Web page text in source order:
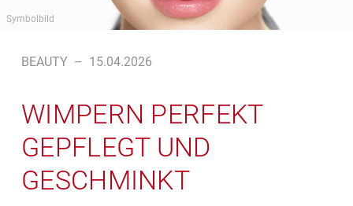
Symbolbild
BEAUTY – 15.04.2026
WIMPERN PERFEKT
GEPFLEGT UND
GESCHMINKT